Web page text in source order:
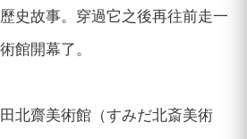
史故事。穿過它之後再往前走一
館開幕了。
北齋美術館（すみだ北斎美術